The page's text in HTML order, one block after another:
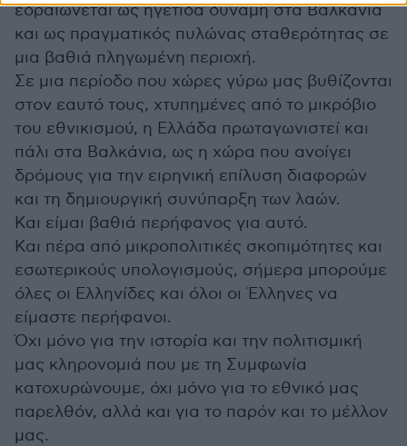
εδραιώνεται ως ηγέτιδα δύναμη στα Βαλκάνια
και ως πραγματικός πυλώνας σταθερότητας σε
μια βαθιά πληγωμένη περιοχή.
Σε μια περίοδο που χώρες γύρω μας βυθίζονται
στον εαυτό τους, χτυπημένες από το μικρόβιο
του εθνικισμού, η Ελλάδα πρωταγωνιστεί και
πάλι στα Βαλκάνια, ως η χώρα που ανοίγει
δρόμους για την ειρηνική επίλυση διαφορών
και τη δημιουργική συνύπαρξη των λαών.
Και είμαι βαθιά περήφανος για αυτό.
Και πέρα από μικροπολιτικές σκοπιμότητες και
εσωτερικούς υπολογισμούς, σήμερα μπορούμε
όλες οι Ελληνίδες και όλοι οι Έλληνες να
είμαστε περήφανοι.
Όχι μόνο για την ιστορία και την πολιτισμική
μας κληρονομιά που με τη Συμφωνία
κατοχυρώνουμε, όχι μόνο για το εθνικό μας
παρελθόν, αλλά και για το παρόν και το μέλλον
μας.